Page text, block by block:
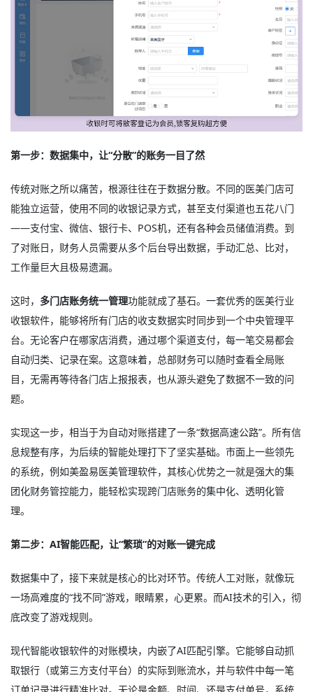
第一步：数据集中，让“分散”的账务一目了然
传统对账之所以痛苦，根源往往在于数据分散。不同的医美门店可
能独立运营，使用不同的收银记录方式，甚至支付渠道也五花八门
——支付宝、微信、银行卡、POS机，还有各种会员储值消费。到
了对账日，财务人员需要从多个后台导出数据，手动汇总、比对，
工作量巨大且极易遗漏。
这时， 多门店账务统一管理功能就成了基石。一套优秀的医美行业
收银软件，能够将所有门店的收支数据实时同步到一个中央管理平
台。无论客户在哪家店消费，通过哪个渠道支付，每一笔交易都会
自动归类、记录在案。这意味着，总部财务可以随时查看全局账
目，无需再等待各门店上报报表，也从源头避免了数据不一致的问
题。
实现这一步，相当于为自动对账搭建了一条“数据高速公路”。所有信
息规整有序，为后续的智能处理打下了坚实基础。市面上一些领先
的系统，例如美盈易医美管理软件，其核心优势之一就是强大的集
团化财务管控能力，能轻松实现跨门店账务的集中化、透明化管
理。
第二步：AI智能匹配，让“繁琐”的对账一键完成
数据集中了，接下来就是核心的比对环节。传统人工对账，就像玩
一场高难度的“找不同”游戏，眼睛累，心更累。而AI技术的引入，彻
底改变了游戏规则。
现代智能收银软件的对账模块，内嵌了AI匹配引擎。它能够自动抓
取银行（或第三方支付平台）的实际到账流水，并与软件中每一笔
订单记录进行精准比对。无论是金额、时间、还是支付单号，系统